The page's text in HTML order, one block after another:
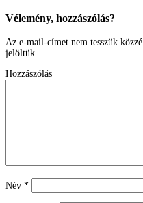
Vélemény, hozzászólás?
Az e-mail-címet nem tesszük közzé.
jelöltük
Hozzászólás
Név *